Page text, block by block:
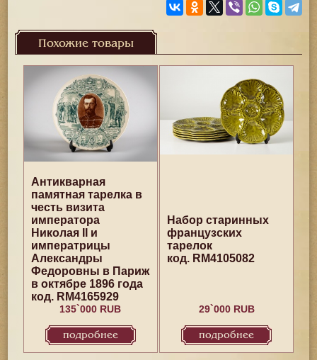
Похожие товары
Антикварная
памятная тарелка в
честь визита
императора
Николая II и
императрицы
Александры
Федоровны в Париж
в октябре 1896 года
код. RM4165929
135`000 RUB
подробнее
Набор старинных
французских
тарелок
код. RM4105082
29`000 RUB
подробнее